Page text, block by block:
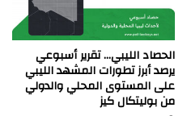
الحصاد الليبي… تقرير أسبوعي
يرصد أبرز تطورات المشهد الليبي
على المستوى المحلي والدولي
من بوليتكال كيز